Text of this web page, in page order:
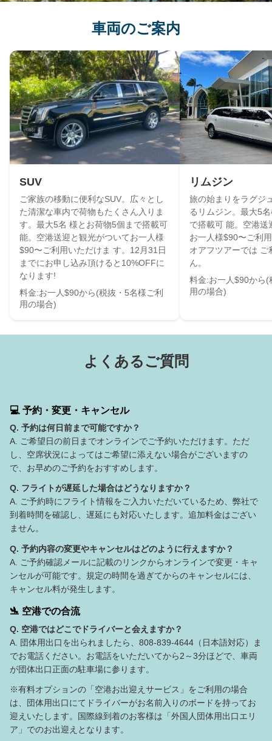
車両のご案内
SUV
ご家族の移動に便利なSUV。広々とし
た清潔な車内で荷物もたくさん入りま
す。最大5名 様とお荷物5個まで搭載可
能。空港送迎と観光がついてお一人様
$90〜ご利用いただけま す。12月31日
までにお申し込み頂けると10%OFFに
なります!
料金:お一人$90から(税抜・5名様ご利
用の場合)
リムジン
旅の始まりをラグジ
るリムジン。最大5
で搭載可 能。空港送
お一人様$90〜ご利
オアフツアーでは ご
ん。
料金:お一人$90から(
用の場合)
よくあるご質問
💻 予約・変更・キャンセル
Q. 予約は何日前まで可能ですか？
A. ご希望日の前日までオンラインでご予約いただけます。ただ
し、空席状況によってはご希望に添えない場合がございますの
で、お早めのご予約をおすすめします。
Q. フライトが遅延した場合はどうなりますか？
A. ご予約時にフライト情報をご入力いただいているため、弊社で
到着時間を確認し、遅延にも対応いたします。追加料金はござい
ません。
Q. 予約内容の変更やキャンセルはどのように行えますか？
A. ご予約確認メールに記載のリンクからオンラインで変更・キャ
ンセルが可能です。規定の時間を過ぎてからのキャンセルには、
キャンセル料が発生します。
🛬 空港での合流
Q. 空港ではどこでドライバーと会えますか？
A. 団体用出口を出られましたら、808-839-4644（日本語対応）ま
でお電話ください。お電話をいただいてから2～3分ほどで、車両
が団体出口正面の駐車場に参ります。
※有料オプションの「空港お出迎えサービス」をご利用の場合
は、団体用出口にてドライバーがお名前入りのボードを持ってお
迎えいたします。国際線到着のお客様は「外国人団体用出口エリ
ア」でのお出迎えとなります。